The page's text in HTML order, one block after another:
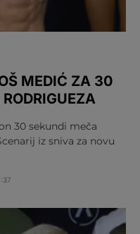
MEDIĆ ZA 30
30 sekundi meča
iz sniva za novu